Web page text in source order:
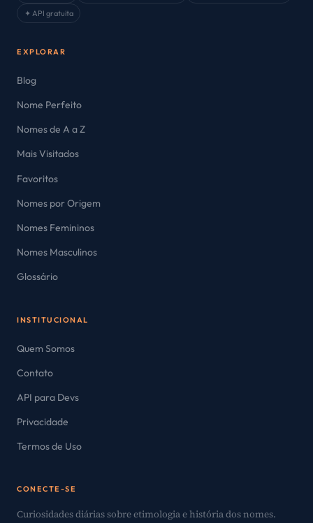
✦ API gratuita
EXPLORAR
Blog
Nome Perfeito
Nomes de A a Z
Mais Visitados
Favoritos
Nomes por Origem
Nomes Femininos
Nomes Masculinos
Glossário
INSTITUCIONAL
Quem Somos
Contato
API para Devs
Privacidade
Termos de Uso
CONECTE-SE
Curiosidades diárias sobre etimologia e história dos nomes.